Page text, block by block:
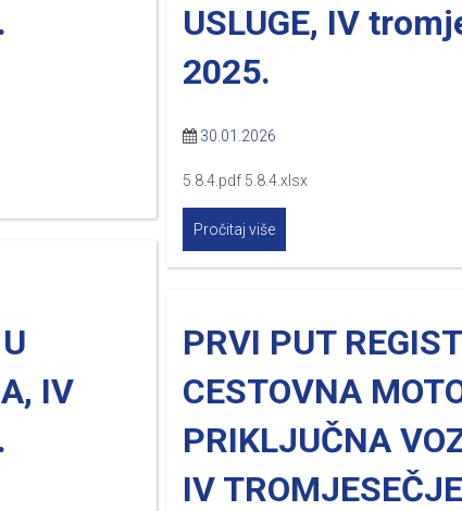
USLUGE, IV
2025.
30.01.2026
5.8.4.pdf 5.8.4.xlsx
Pročitaj više
IV
PRVI PUT
CESTOVNA
PRIKLJUČNA
IV